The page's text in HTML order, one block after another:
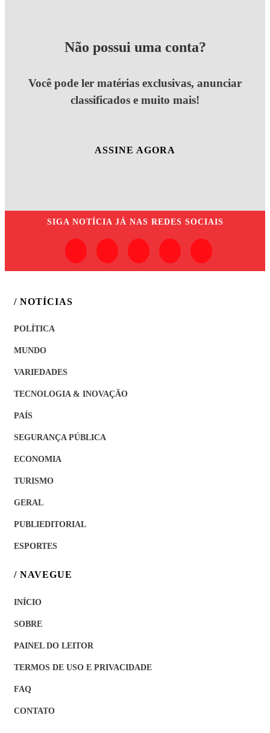
Não possui uma conta?
Você pode ler matérias exclusivas, anunciar
classificados e muito mais!
ASSINE AGORA
SIGA NOTÍCIA JÁ NAS REDES SOCIAIS
/ NOTÍCIAS
POLÍTICA
MUNDO
VARIEDADES
TECNOLOGIA & INOVAÇÃO
PAÍS
SEGURANÇA PÚBLICA
ECONOMIA
TURISMO
GERAL
PUBLIEDITORIAL
ESPORTES
/ NAVEGUE
INÍCIO
SOBRE
PAINEL DO LEITOR
TERMOS DE USO E PRIVACIDADE
FAQ
CONTATO